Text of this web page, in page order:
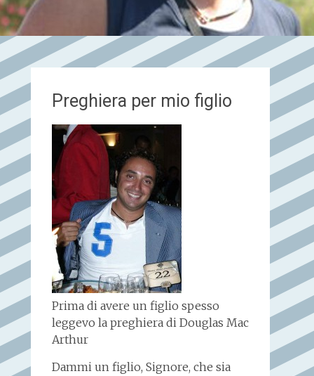
Preghiera per mio figlio
Prima di avere un figlio spesso
leggevo la preghiera di Douglas Mac
Arthur
Dammi un figlio, Signore, che sia